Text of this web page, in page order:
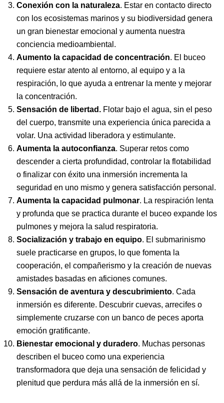
Conexión con la naturaleza. Estar en contacto directo
con los ecosistemas marinos y su biodiversidad genera
un gran bienestar emocional y aumenta nuestra
conciencia medioambiental.
Aumento la capacidad de concentración. El buceo
requiere estar atento al entorno, al equipo y a la
respiración, lo que ayuda a entrenar la mente y mejorar
la concentración.
Sensación de libertad. Flotar bajo el agua, sin el peso
del cuerpo, transmite una experiencia única parecida a
volar. Una actividad liberadora y estimulante.
Aumenta la autoconfianza. Superar retos como
descender a cierta profundidad, controlar la flotabilidad
o finalizar con éxito una inmersión incrementa la
seguridad en uno mismo y genera satisfacción personal.
Aumenta la capacidad pulmonar. La respiración lenta
y profunda que se practica durante el buceo expande los
pulmones y mejora la salud respiratoria.
Socialización y trabajo en equipo. El submarinismo
suele practicarse en grupos, lo que fomenta la
cooperación, el compañerismo y la creación de nuevas
amistades basadas en aficiones comunes.
Sensación de aventura y descubrimiento. Cada
inmersión es diferente. Descubrir cuevas, arrecifes o
simplemente cruzarse con un banco de peces aporta
emoción gratificante.
Bienestar emocional y duradero. Muchas personas
describen el buceo como una experiencia
transformadora que deja una sensación de felicidad y
plenitud que perdura más allá de la inmersión en sí.